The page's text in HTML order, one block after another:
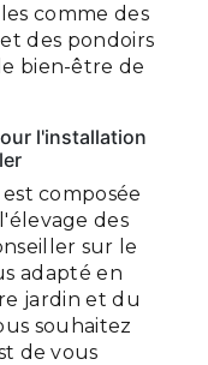
comme des
des pondoirs
bien-être de
l'installation
composée
des
sur le
adapté en
jardin et du
souhaitez
de vous